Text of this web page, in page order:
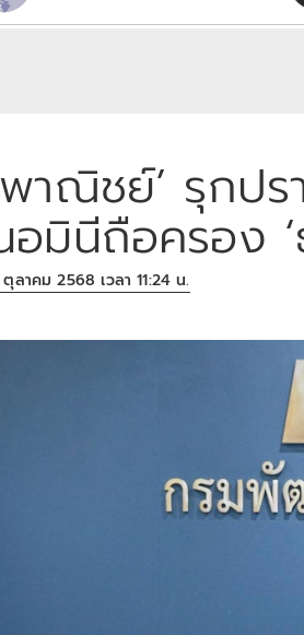
พาณิชย์’ รุกป
อมินีถือครอง ‘
ลาคม 2568 เวลา 11:24 น.